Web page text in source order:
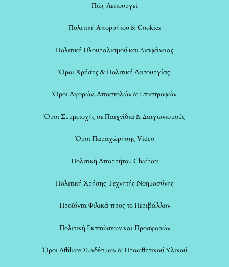
Πώς Λειτουργεί
Πολιτική Απορρήτου & Cookies
Πολιτική Πλουραλισμού και Διαφάνειας
Όροι Χρήσης & Πολιτική Λειτουργίας
Όροι Αγορών, Αποστολών & Επιστροφών
Όροι Συμμετοχής σε Παιχνίδια & Διαγωνισμούς
Όροι Παραχώρησης Video
Πολιτική Απορρήτου Chatbots
Πολιτική Χρήσης Τεχνητής Νοημοσύνης
Προϊόντα Φιλικά προς το Περιβάλλον
Πολιτική Εκπτώσεων και Προσφορών
Όροι Affiliate Συνδέσμων & Προωθητικού Υλικού